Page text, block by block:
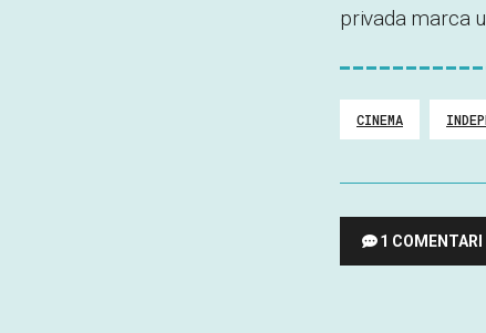
privada marca
CINEMA
1 COMENTARI